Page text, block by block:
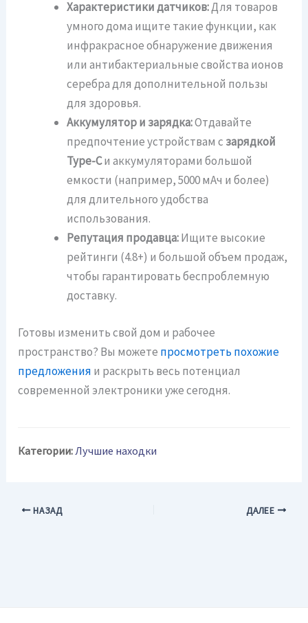
Характеристики датчиков:Для товаров
умного дома ищите такие функции, как
инфракрасное обнаружение движения
или антибактериальные свойства ионов
серебра для дополнительной пользы
для здоровья.
Аккумулятор и зарядка:Отдавайте
предпочтение устройствам с зарядкой
Type-Cи аккумуляторами большой
емкости (например, 5000 мАч и более)
для длительного удобства
использования.
Репутация продавца:Ищите высокие
рейтинги (4.8+) и большой объем продаж,
чтобы гарантировать беспроблемную
доставку.
Готовы изменить свой дом и рабочее
пространство? Вы можете просмотреть похожие
предложения и раскрыть весь потенциал
современной электроники уже сегодня.
Категории: Лучшие находки
НАЗАД ДАЛЕЕ